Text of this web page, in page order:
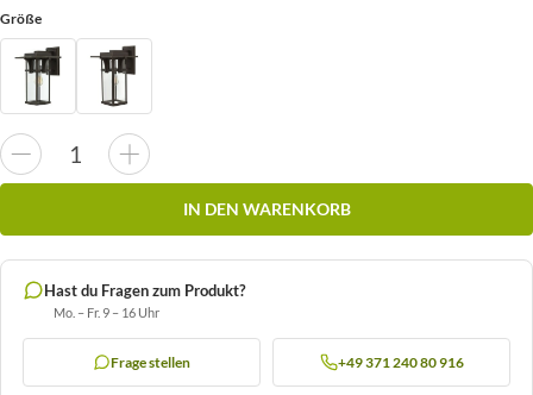
Größe
IN DEN WARENKORB
Hast du Fragen zum Produkt?
Mo. – Fr. 9 – 16 Uhr
Frage stellen +49 371 240 80 916